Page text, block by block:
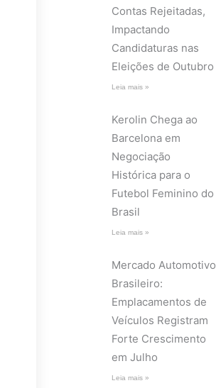
Contas Rejeitadas,
Impactando
Candidaturas nas
Eleições de Outubro
Leia mais »
Kerolin Chega ao
Barcelona em
Negociação
Histórica para o
Futebol Feminino do
Brasil
Leia mais »
Mercado Automotivo
Brasileiro:
Emplacamentos de
Veículos Registram
Forte Crescimento
em Julho
Leia mais »